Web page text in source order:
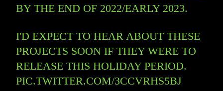
BY THE END OF 2022/EARLY 2023.
I'D EXPECT TO HEAR ABOUT THESE
PROJECTS SOON IF THEY WERE TO
RELEASE THIS HOLIDAY PERIOD.
PIC.TWITTER.COM/3CCVRHS5BJ